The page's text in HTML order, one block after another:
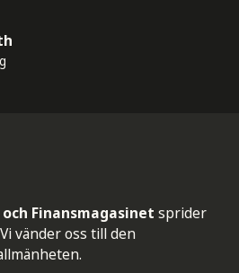
Finansmagasinet sprider
vänder oss till den